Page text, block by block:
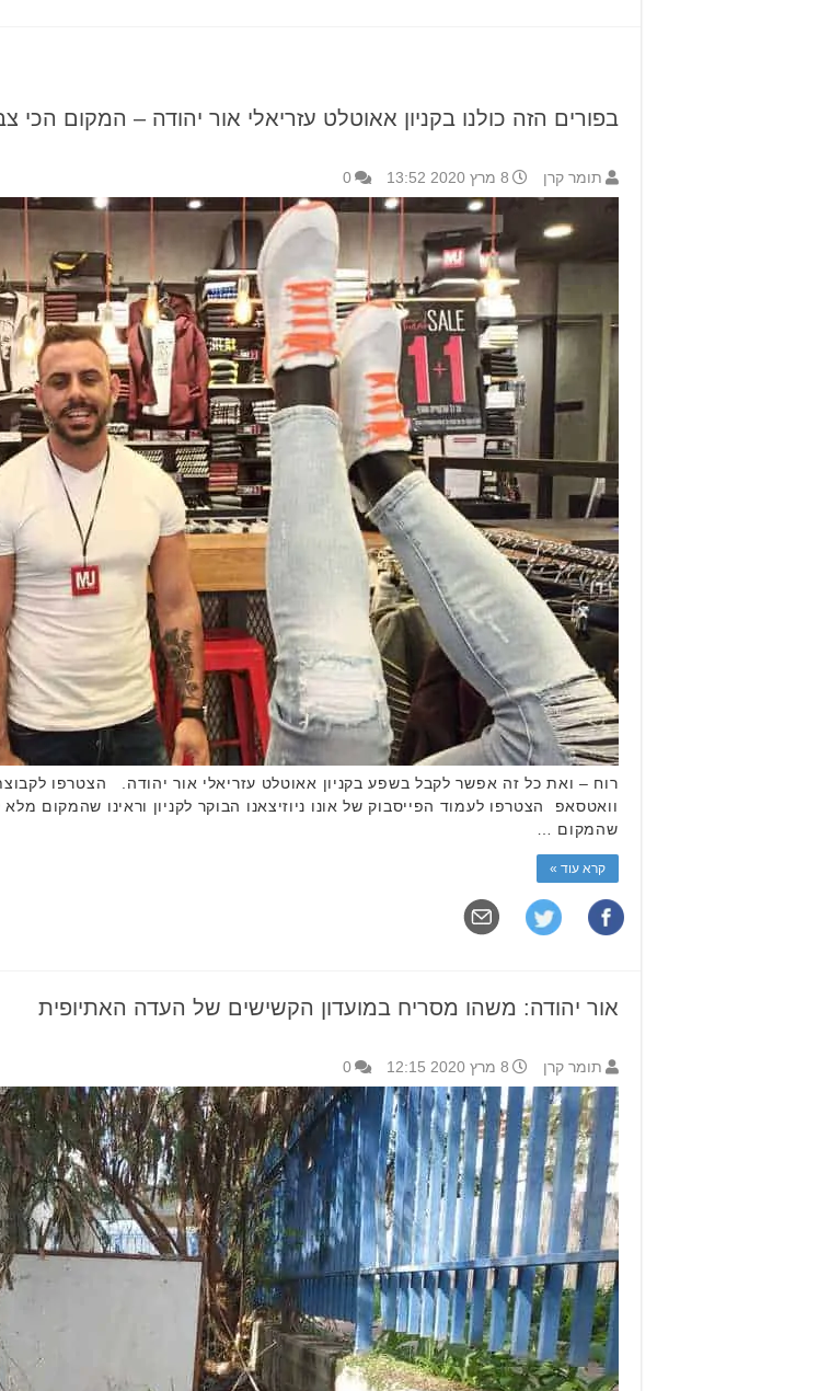
בפורים הזה כולנו בקניון אאוטלט עזריאלי אור יהודה – המקום הכי
תומר קרן 8 מרץ 2020 13:52 0
רוח – ואת כל זה אפשר לקבל בשפע בקניון אאוטלט עזריאלי אור יהודה. הצטרפו
וואטסאפ הצטרפו לעמוד הפייסבוק של אונו ניוזיצאנו הבוקר לקניון וראינו שהמקום
שהמקום …
קרא עוד »
אור יהודה: משהו מסריח במועדון הקשישים של העדה האתיופית
תומר קרן 8 מרץ 2020 12:15 0